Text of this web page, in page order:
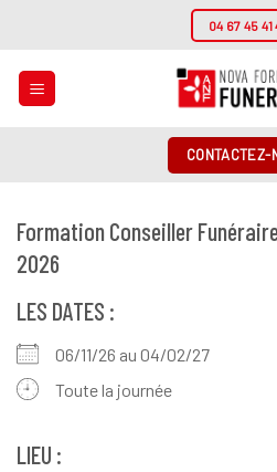
contenu
04 67 45 41
CONTACTEZ-
Formation Conseiller
2026
LES DATES :
06/11/26 au 04/02/27
Toute la journée
LIEU :